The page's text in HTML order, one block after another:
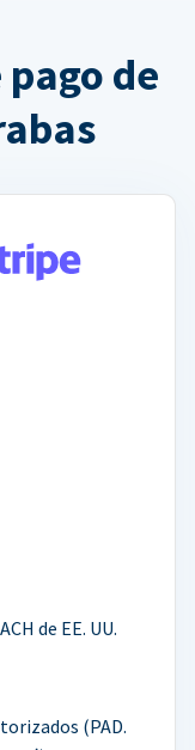
de
de EE. UU.
(PAD.